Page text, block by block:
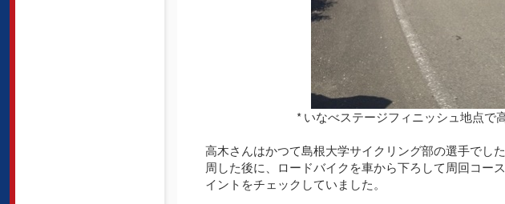
* いなべステージフィニッシュ地点で
高木さんはかつて島根大学サイクリング部の選手でし
周した後に、ロードバイクを車から下ろして周回コー
イントをチェックしていました。